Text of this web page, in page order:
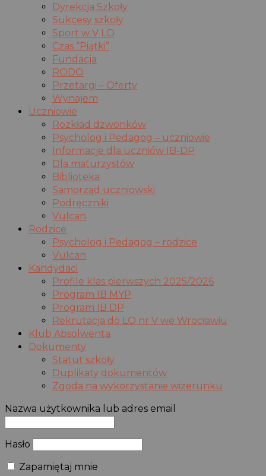
Dyrekcja Szkoły
Sukcesy szkoły
Sport w V LO
Czas “Piątki”
Fundacja
RODO
Przetargi – Oferty
Wynajem
Uczniowie
Rozkład dzwonków
Psycholog i Pedagog – uczniowie
Informacje dla uczniów IB-DP
Dla maturzystów
Biblioteka
Samorząd uczniowski
Podręczniki
Vulcan
Rodzice
Psycholog i Pedagog – rodzice
Vulcan
Kandydaci
Profile klas pierwszych 2025/2026
Program IB MYP
Program IB DP
Rekrutacja do LO nr V we Wrocławiu
Klub Absolwenta
Dokumenty
Statut szkoły
Duplikaty dokumentów
Zgoda na wykorzystanie wizerunku
Nazwa użytkownika lub adres email
Hasło
Zapamiętaj mnie